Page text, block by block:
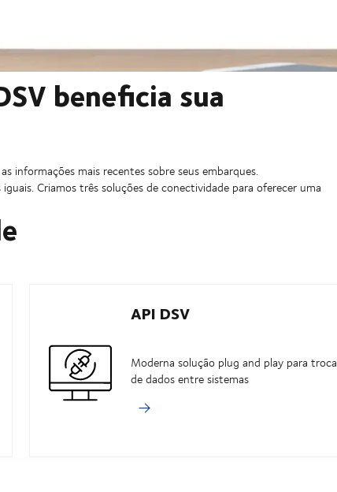
beneficia sua
informações mais recentes sobre seus embarques.
Criamos três soluções de conectividade para oferecer uma
API DSV
Moderna solução plug and play para troca
de dados entre sistemas